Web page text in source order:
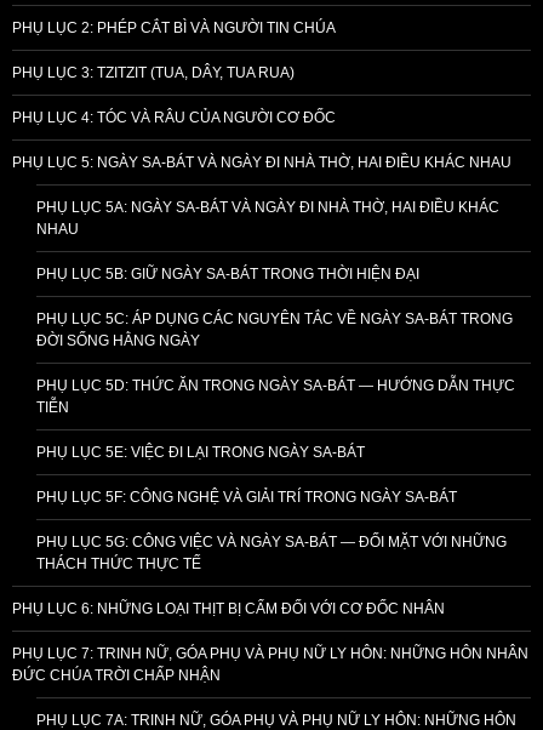
PHỤ LỤC 2: PHÉP CẮT BÌ VÀ NGƯỜI TIN CHÚA
PHỤ LỤC 3: TZITZIT (TUA, DÂY, TUA RUA)
PHỤ LỤC 4: TÓC VÀ RÂU CỦA NGƯỜI CƠ ĐỐC
PHỤ LỤC 5: NGÀY SA-BÁT VÀ NGÀY ĐI NHÀ THỜ, HAI ĐIỀU KHÁC NHAU
PHỤ LỤC 5A: NGÀY SA-BÁT VÀ NGÀY ĐI NHÀ THỜ, HAI ĐIỀU KHÁC
NHAU
PHỤ LỤC 5B: GIỮ NGÀY SA-BÁT TRONG THỜI HIỆN ĐẠI
PHỤ LỤC 5C: ÁP DỤNG CÁC NGUYÊN TẮC VỀ NGÀY SA-BÁT TRONG
ĐỜI SỐNG HẰNG NGÀY
PHỤ LỤC 5D: THỨC ĂN TRONG NGÀY SA-BÁT — HƯỚNG DẪN THỰC
TIỄN
PHỤ LỤC 5E: VIỆC ĐI LẠI TRONG NGÀY SA-BÁT
PHỤ LỤC 5F: CÔNG NGHỆ VÀ GIẢI TRÍ TRONG NGÀY SA-BÁT
PHỤ LỤC 5G: CÔNG VIỆC VÀ NGÀY SA-BÁT — ĐỐI MẶT VỚI NHỮNG
THÁCH THỨC THỰC TẾ
PHỤ LỤC 6: NHỮNG LOẠI THỊT BỊ CẤM ĐỐI VỚI CƠ ĐỐC NHÂN
PHỤ LỤC 7: TRINH NỮ, GÓA PHỤ VÀ PHỤ NỮ LY HÔN: NHỮNG HÔN NHÂN
ĐỨC CHÚA TRỜI CHẤP NHẬN
PHỤ LỤC 7A: TRINH NỮ, GÓA PHỤ VÀ PHỤ NỮ LY HÔN: NHỮNG HÔN